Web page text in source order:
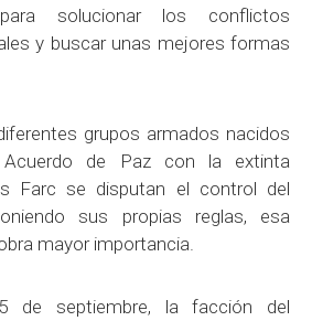
solucionar los conflictos
y buscar unas mejores formas
grupos armados nacidos
Acuerdo de Paz con la extinta
Farc se disputan el control del
sus propias reglas, esa
mayor importancia.
de septiembre, la facción del